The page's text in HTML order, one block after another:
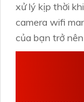
xử lý kịp thời
camera wifi
của bạn trở